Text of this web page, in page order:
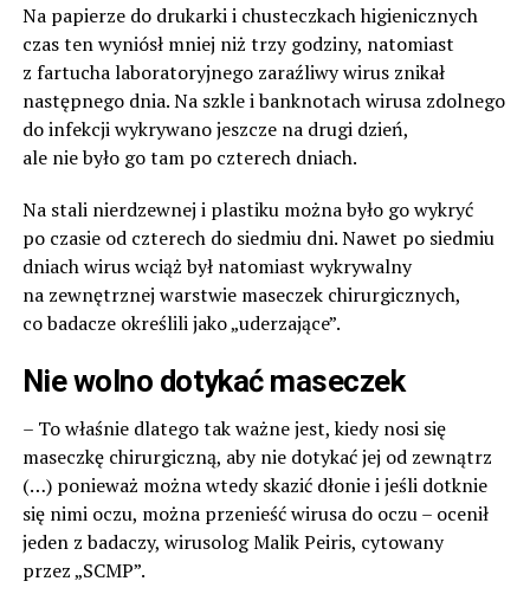
Na papierze do drukarki i chusteczkach higienicznych
czas ten wyniósł mniej niż trzy godziny, natomiast
z fartucha laboratoryjnego zaraźliwy wirus znikał
następnego dnia. Na szkle i banknotach wirusa zdolnego
do infekcji wykrywano jeszcze na drugi dzień,
ale nie było go tam po czterech dniach.
Na stali nierdzewnej i plastiku można było go wykryć
po czasie od czterech do siedmiu dni. Nawet po siedmiu
dniach wirus wciąż był natomiast wykrywalny
na zewnętrznej warstwie maseczek chirurgicznych,
co badacze określili jako „uderzające”.
Nie wolno dotykać maseczek
– To właśnie dlatego tak ważne jest, kiedy nosi się
maseczkę chirurgiczną, aby nie dotykać jej od zewnątrz
(…) ponieważ można wtedy skazić dłonie i jeśli dotknie
się nimi oczu, można przenieść wirusa do oczu – ocenił
jeden z badaczy, wirusolog Malik Peiris, cytowany
przez „SCMP”.